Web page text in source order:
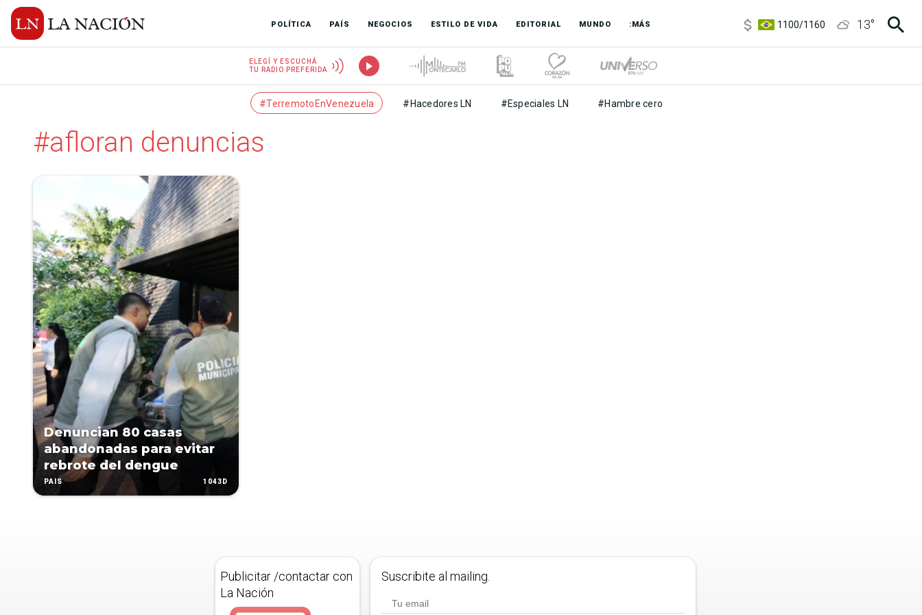
POLÍTICA PAÍS NEGOCIOS ESTILO DE VIDA EDITORIAL MUNDO :MÁS
1100/1160
13°
ELEGÍ Y ESCUCHÁ
TU RADIO PREFERIDA
#TerremotoEnVenezuela #Hacedores LN #Especiales LN #Hambre cero
#afloran denuncias
Denuncian 80 casas
abandonadas para evitar
rebrote del dengue
PAÍS 1043D
Publicitar /contactar con
La Nación
Suscribite al mailing.